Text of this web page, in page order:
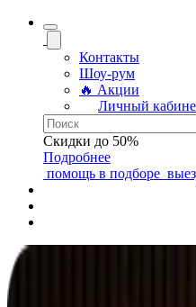
Контакты
Шоу-рум
🔥 Акции
Личный
Скидки до 50%
Подробнее
помощь в подборе